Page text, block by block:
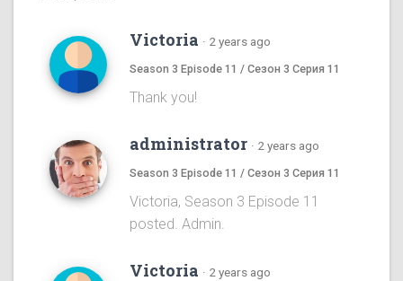
Victoria · 2 years ago
Season 3 Episode 11 / Сезон 3 Серия 11
Thank you!
administrator · 2 years ago
Season 3 Episode 11 / Сезон 3 Серия 11
Victoria, Season 3 Episode 11
posted. Admin.
Victoria · 2 years ago